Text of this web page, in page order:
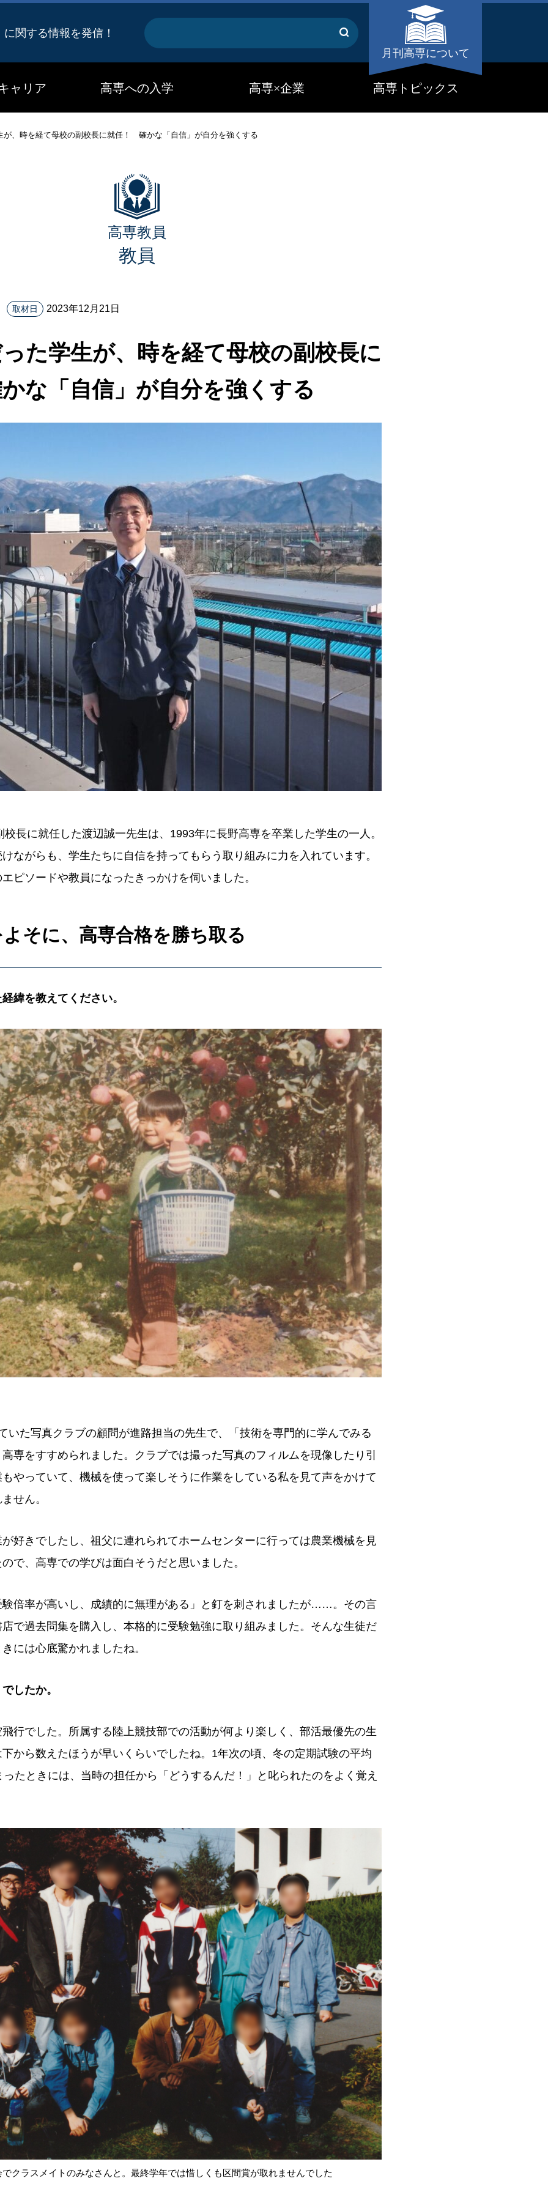
に関する情報を発信！
キ
ー
ー
ド
月刊高専について
ャリア 高専への入学 高専×企業 高専トピックス
が、時を経て母校の副校長に就任！ 確かな「自信」が自分を強くする
高専教員
教員
た学生が、時を経て母校の副校長に
な「自信」が自分を強くする
取材日 2023年12月21日
長に就任した渡辺誠一先生は、1993年に長野高専を卒業した学生の一人。
ながらも、学生たちに自信を持ってもらう取り組みに力を入れています。
ピソードや教員になったきっかけを伺いました。
そに、高専合格を勝ち取る
緯を教えてください。
いた写真クラブの顧問が進路担当の先生で、「技術を専門的に学んでみる
専をすすめられました。クラブでは撮った写真のフィルムを現像したり引
やっていて、機械を使って楽しそうに作業をしている私を見て声をかけて
せん。
好きでしたし、祖父に連れられてホームセンターに行っては農業機械を見
で、高専での学びは面白そうだと思いました。
験倍率が高いし、成績的に無理がある」と釘を刺されましたが……。その言
で過去問集を購入し、本格的に受験勉強に取り組みました。そんな生徒だ
には心底驚かれましたね。
したか。
行でした。所属する陸上競技部での活動が何より楽しく、部活最優先の生
から数えたほうが早いくらいでしたね。1年次の頃、冬の定期試験の平均
たときには、当時の担任から「どうするんだ！」と叱られたのをよく覚え
クラスメイトのみなさんと。最終学年では惜しくも区間賞が取れませんでした